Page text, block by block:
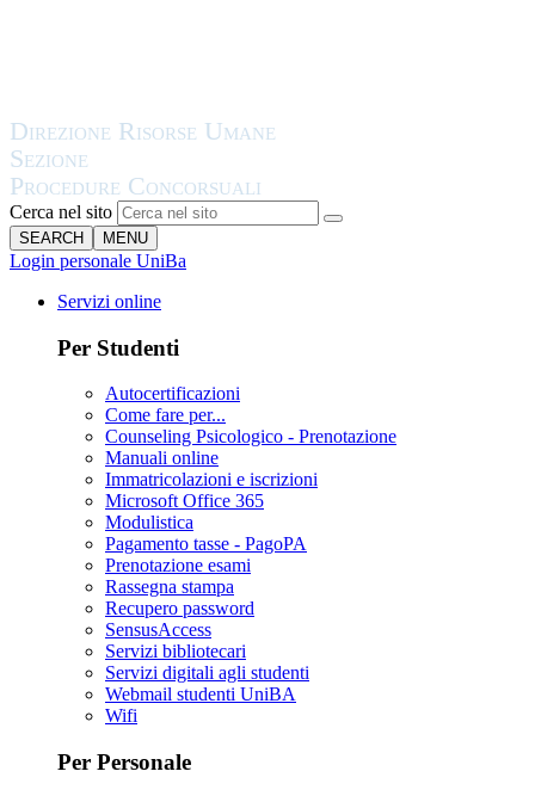
Cerca nel sito
SEARCH MENU
Login personale UniBa
Servizi online
Per Studenti
Autocertificazioni
Come fare per...
Counseling Psicologico - Prenotazione
Manuali online
Immatricolazioni e iscrizioni
Microsoft Office 365
Modulistica
Pagamento tasse - PagoPA
Prenotazione esami
Rassegna stampa
Recupero password
SensusAccess
Servizi bibliotecari
Servizi digitali agli studenti
Webmail studenti UniBA
Wifi
Per Personale